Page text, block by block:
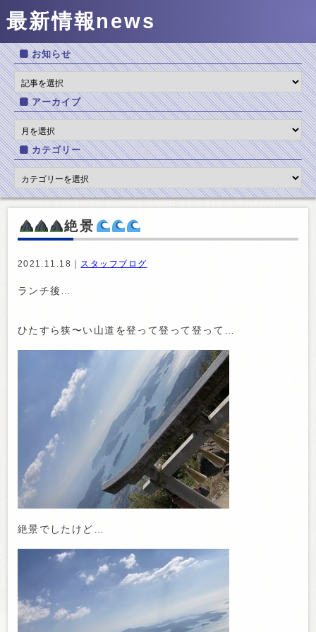
最新情報news
お知らせ
アーカイブ
カテゴリー
絶景
2021.11.18｜ スタッフブログ
ランチ後…
ひたすら狭〜い山道を登って登って登って…
絶景でしたけど…